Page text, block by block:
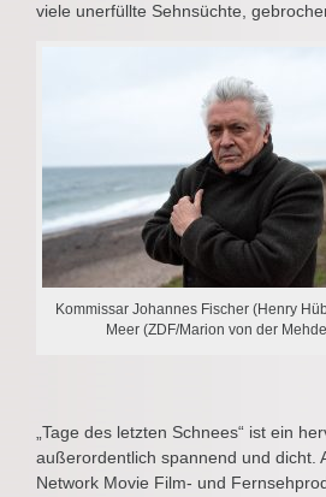
viele unerfüllte Sehnsüchte,
Kommissar Johannes Fischer (Henry
Meer (ZDF/Marion von der
„Tage des letzten Schnees“ ist ein
außerordentlich spannend und dicht.
Network Movie Film- und